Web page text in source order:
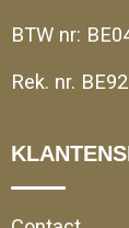
BTW nr:
Rek. nr.